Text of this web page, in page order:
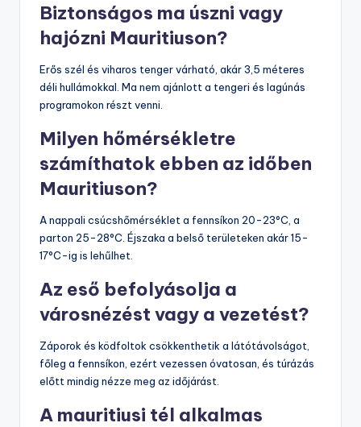
Biztonságos ma úszni vagy
hajózni Mauritiuson?
Erős szél és viharos tenger várható, akár 3,5 méteres
déli hullámokkal. Ma nem ajánlott a tengeri és lagúnás
programokon részt venni.
Milyen hőmérsékletre
számíthatok ebben az időben
Mauritiuson?
A nappali csúcshőmérséklet a fennsíkon 20-23°C, a
parton 25-28°C. Éjszaka a belső területeken akár 15-
17°C-ig is lehűlhet.
Az eső befolyásolja a
városnézést vagy a vezetést?
Záporok és ködfoltok csökkenthetik a látótávolságot,
főleg a fennsíkon, ezért vezessen óvatosan, és túrázás
előtt mindig nézze meg az időjárást.
A mauritiusi tél alkalmas